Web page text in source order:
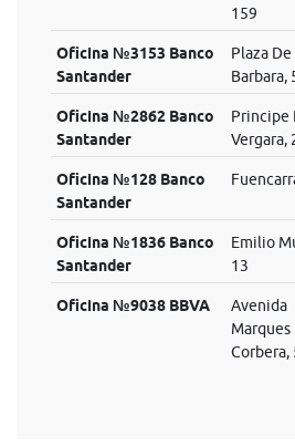
159
Oficina №3153 Banco
Santander
Plaza De
Barbara,
Oficina №2862 Banco
Santander
Principe
Vergara,
Oficina №128 Banco
Santander
Oficina №1836 Banco
Santander
Emilio
13
Oficina №9038 BBVA
Avenida
Marques
Corbera,